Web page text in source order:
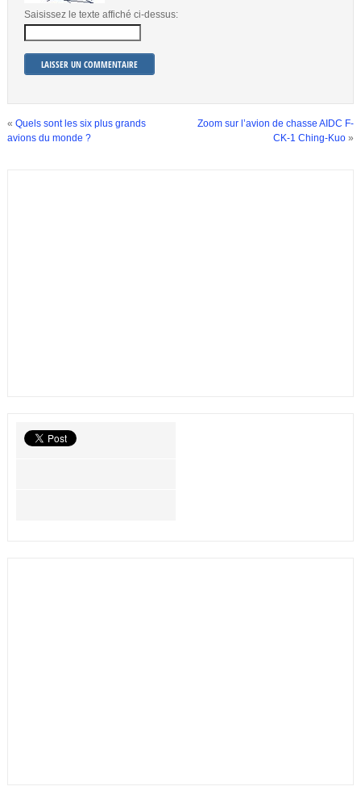
Saisissez le texte affiché ci-dessus:
« Quels sont les six plus grands
avions du monde ?
Zoom sur l’avion de chasse AIDC F-
CK-1 Ching-Kuo »